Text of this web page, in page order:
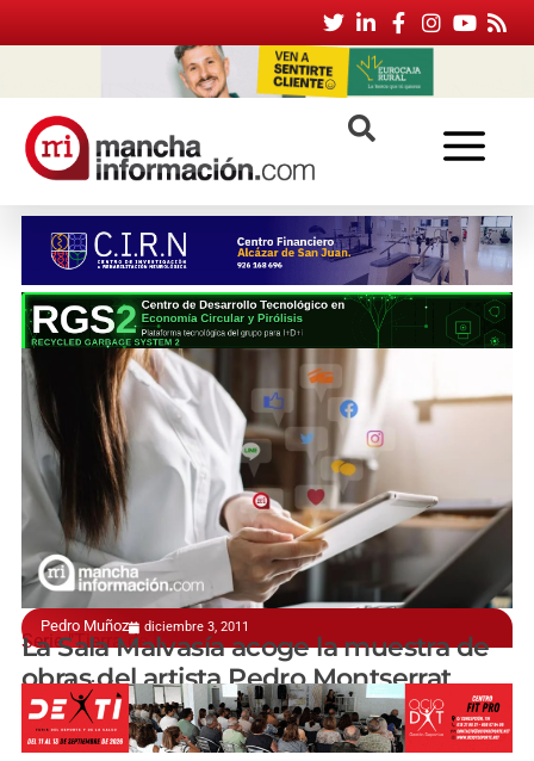
Pedro Muñoz diciembre 3, 2011
Serie "Tierra de Us"
La Sala Malvasía acoge la muestra de
obras del artista Pedro Montserrat
manchainformacion.com